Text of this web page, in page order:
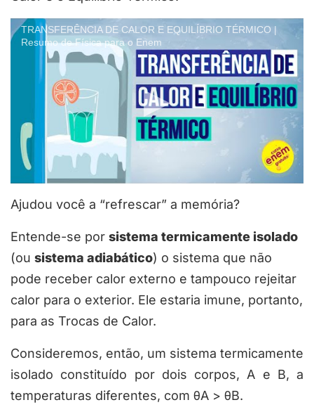
TRANSFERÊNCIA DE CALOR E EQUILÍBRIO TÉRMICO |
Resumo de Física para o Enem
Ajudou você a “refrescar” a memória?
Entende-se por sistema termicamente isolado
(ou sistema adiabático) o sistema que não
pode receber calor externo e tampouco rejeitar
calor para o exterior. Ele estaria imune, portanto,
para as Trocas de Calor.
Consideremos, então, um sistema termicamente
isolado constituído por dois corpos,A e B, a
temperaturas diferentes, com θA > θB.